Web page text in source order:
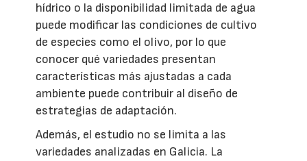
hídrico o la disponibilidad limitada de agua
puede modificar las condiciones de cultivo
de especies como el olivo, por lo que
conocer qué variedades presentan
características más ajustadas a cada
ambiente puede contribuir al diseño de
estrategias de adaptación.
Además, el estudio no se limita a las
variedades analizadas en Galicia. La